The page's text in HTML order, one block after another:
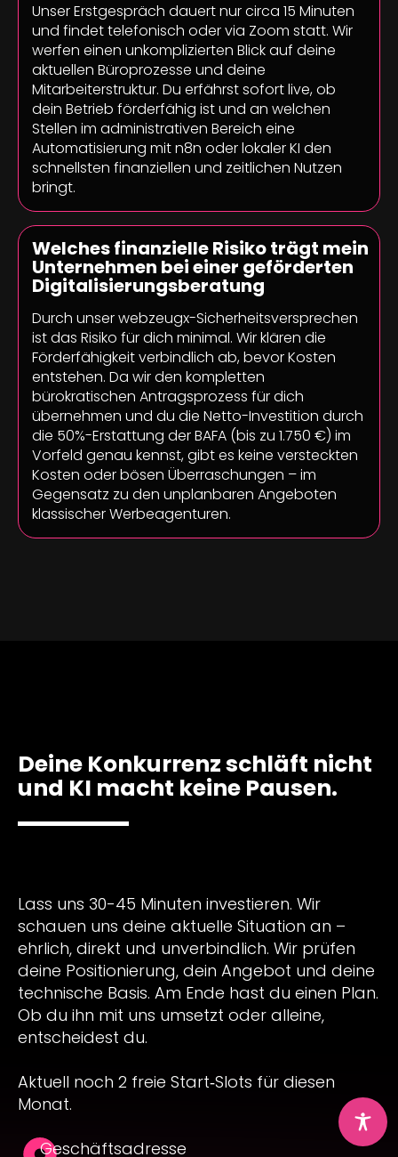
Unser Erstgespräch dauert nur circa 15 Minuten
und findet telefonisch oder via Zoom statt. Wir
werfen einen unkomplizierten Blick auf deine
aktuellen Büroprozesse und deine
Mitarbeiterstruktur. Du erfährst sofort live, ob
dein Betrieb förderfähig ist und an welchen
Stellen im administrativen Bereich eine
Automatisierung mit n8n oder lokaler KI den
schnellsten finanziellen und zeitlichen Nutzen
bringt.
Welches finanzielle Risiko trägt mein
Unternehmen bei einer geförderten
Digitalisierungsberatung
Durch unser webzeugx-Sicherheitsversprechen
ist das Risiko für dich minimal. Wir klären die
Förderfähigkeit verbindlich ab, bevor Kosten
entstehen. Da wir den kompletten
bürokratischen Antragsprozess für dich
übernehmen und du die Netto-Investition durch
die 50%-Erstattung der BAFA (bis zu 1.750 €) im
Vorfeld genau kennst, gibt es keine versteckten
Kosten oder bösen Überraschungen – im
Gegensatz zu den unplanbaren Angeboten
klassischer Werbeagenturen.
Deine Konkurrenz schläft nicht
und KI macht keine Pausen.
Lass uns 30-45 Minuten investieren. Wir
schauen uns deine aktuelle Situation an –
ehrlich, direkt und unverbindlich. Wir prüfen
deine Positionierung, dein Angebot und deine
technische Basis. Am Ende hast du einen Plan.
Ob du ihn mit uns umsetzt oder alleine,
entscheidest du.
Aktuell noch 2 freie Start‑Slots für diesen
Monat.
Geschäftsadresse